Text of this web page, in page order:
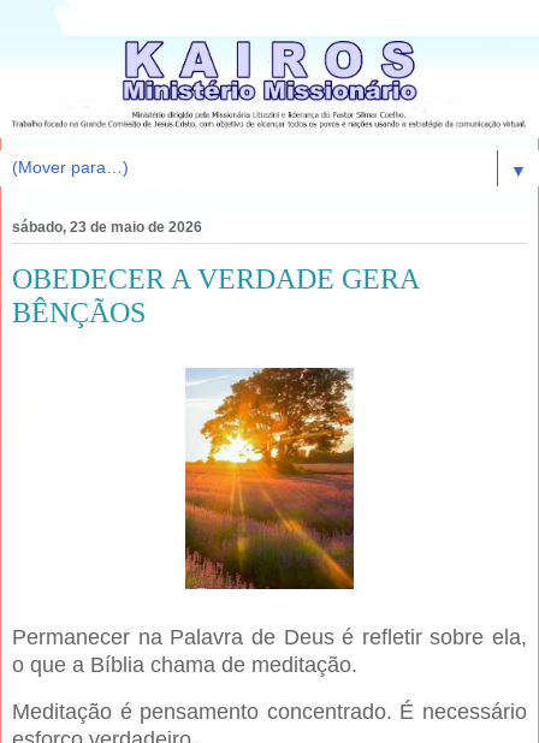
▼
sábado, 23 de maio de 2026
OBEDECER A VERDADE GERA
BÊNÇÃOS
Permanecer na Palavra de Deus é refletir sobre ela,
o que a Bíblia chama de meditação.
Meditação é pensamento concentrado. É necessário